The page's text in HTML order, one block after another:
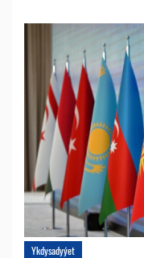
Ykdysadyýet